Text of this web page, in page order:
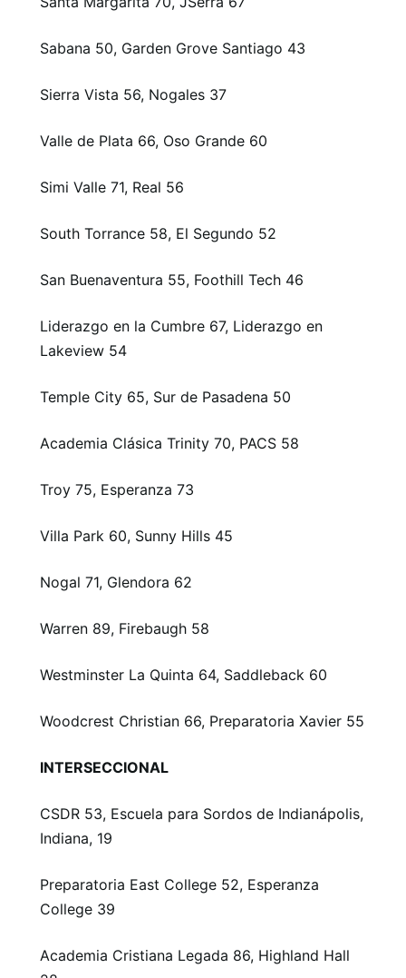
Sabana 50, Garden Grove Santiago 43
Sierra Vista 56, Nogales 37
Valle de Plata 66, Oso Grande 60
Simi Valle 71, Real 56
South Torrance 58, El Segundo 52
San Buenaventura 55, Foothill Tech 46
Liderazgo en la Cumbre 67, Liderazgo en
Lakeview 54
Temple City 65, Sur de Pasadena 50
Academia Clásica Trinity 70, PACS 58
Troy 75, Esperanza 73
Villa Park 60, Sunny Hills 45
Nogal 71, Glendora 62
Warren 89, Firebaugh 58
Westminster La Quinta 64, Saddleback 60
Woodcrest Christian 66, Preparatoria Xavier 55
INTERSECCIONAL
CSDR 53, Escuela para Sordos de Indianápolis,
Indiana, 19
Preparatoria East College 52, Esperanza
College 39
Academia Cristiana Legada 86, Highland Hall